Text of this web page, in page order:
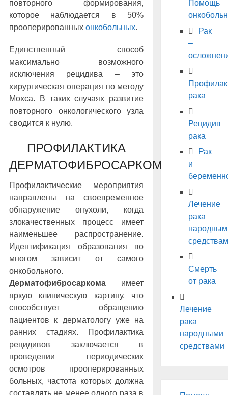
повторного формирования,
которое наблюдается в 50%
прооперированных онкобольных.
Единственный способ
максимально возможного
исключения рецидива – это
хирургическая операция по методу
Мохса. В таких случаях развитие
повторного онкологического узла
сводится к нулю.
ПРОФИЛАКТИКА
ДЕРМАТОФИБРОСАРКОМЫ
Профилактические мероприятия
направлены на своевременное
обнаружение опухоли, когда
злокачественных процесс имеет
наименьшее распространение.
Идентификация образования во
многом зависит от самого
онкобольного.
Дерматофибросаркома имеет
яркую клиническую картину, что
способствует обращению
пациентов к дерматологу уже на
ранних стадиях. Профилактика
рецидивов заключается в
проведении периодических
осмотров прооперированных
больных, частота которых должна
составлять не менее одного раза в
Помощь
Рак
–
рака
Рецидив
рака
Рак
и
Лечение
рака
Смерть
от рака
Лечение
рака
народными
средствами